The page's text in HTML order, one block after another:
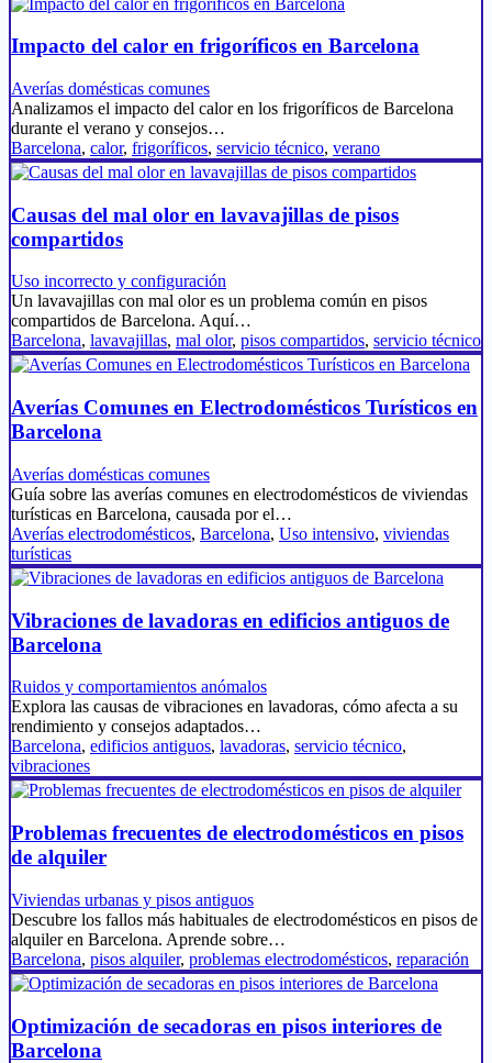
Impacto del calor en frigoríficos en Barcelona
Averías domésticas comunes
Analizamos el impacto del calor en los frigoríficos de Barcelona
durante el verano y consejos…
Barcelona, calor, frigoríficos, servicio técnico, verano
Causas del mal olor en lavavajillas de pisos
compartidos
Uso incorrecto y configuración
Un lavavajillas con mal olor es un problema común en pisos
compartidos de Barcelona. Aquí…
Barcelona, lavavajillas, mal olor, pisos compartidos, servicio técnico
Averías Comunes en Electrodomésticos Turísticos en
Barcelona
Averías domésticas comunes
Guía sobre las averías comunes en electrodomésticos de viviendas
turísticas en Barcelona, causada por el…
Averías electrodomésticos, Barcelona, Uso intensivo, viviendas
turísticas
Vibraciones de lavadoras en edificios antiguos de
Barcelona
Ruidos y comportamientos anómalos
Explora las causas de vibraciones en lavadoras, cómo afecta a su
rendimiento y consejos adaptados…
Barcelona, edificios antiguos, lavadoras, servicio técnico,
vibraciones
Problemas frecuentes de electrodomésticos en pisos
de alquiler
Viviendas urbanas y pisos antiguos
Descubre los fallos más habituales de electrodomésticos en pisos de
alquiler en Barcelona. Aprende sobre…
Barcelona, pisos alquiler, problemas electrodomésticos, reparación
Optimización de secadoras en pisos interiores de
Barcelona